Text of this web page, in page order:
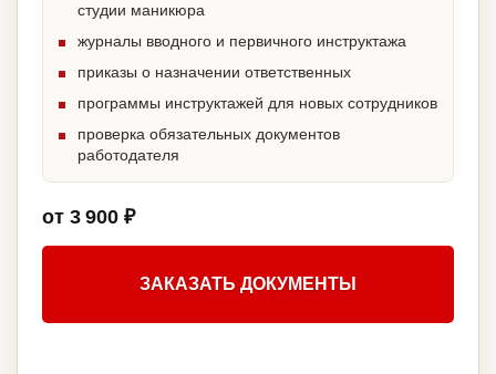
студии маникюра
журналы вводного и первичного инструктажа
приказы о назначении ответственных
программы инструктажей для новых сотрудников
проверка обязательных документов
работодателя
от 3 900 ₽
ЗАКАЗАТЬ ДОКУМЕНТЫ